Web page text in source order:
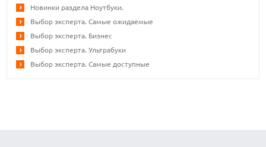
Новинки раздела Ноутбуки.
Выбор эксперта. Самые ожидаемые
Выбор эксперта. Бизнес
Выбор эксперта. Ультрабуки
Выбор эксперта. Самые доступные